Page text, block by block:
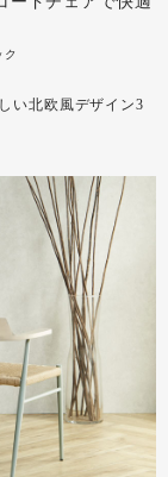
い北欧風デザイン3